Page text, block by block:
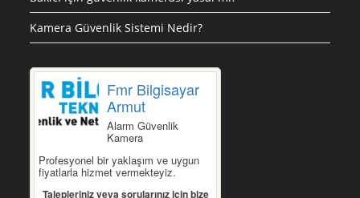
Kamera Güvenlik Sistemi Nedir?
Fmr Bilgisayar
Armut
Alarm Güvenlik
Kamera
Profesyonel bir yaklaşım ve uygun
fiyatlarla hizmet vermekteyiz.
Talepleriniz veya sorularınız için bize